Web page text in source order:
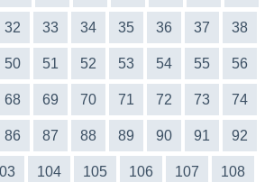
32 33 34 35 36 37 38
50 51 52 53 54 55 56
68 69 70 71 72 73 74
86 87 88 89 90 91 92
104 105 106 107 108